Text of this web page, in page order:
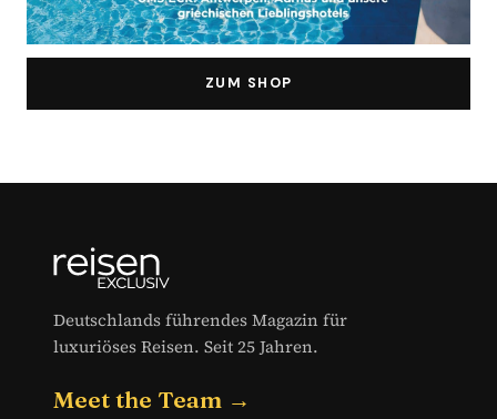
ZUM SHOP
Deutschlands führendes Magazin für
luxuriöses Reisen. Seit 25 Jahren.
Meet the Team →